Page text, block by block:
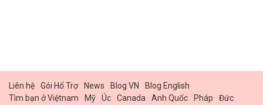
Liên hệ Gói Hổ Trợ News Blog VN
Blog English
Tìm bạn ở Việtnam
Mỹ Úc Canada Anh Quốc Pháp
Đức